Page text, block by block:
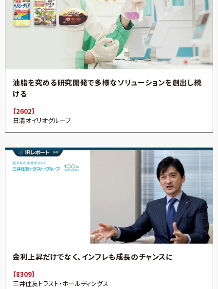
油脂を究める研究開発で多様なソリューションを創出し続
ける
【2602】
日清オイリオグループ
金利上昇だけでなく、インフレも成長のチャンスに
【8309】
三井住友トラスト・ホールディングス